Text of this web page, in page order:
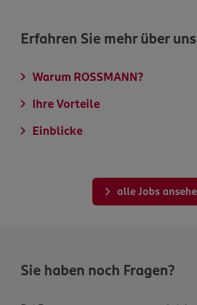
Erfahren Sie mehr über uns
Warum ROSSMANN?
Ihre Vorteile
Einblicke
alle Jobs
Sie haben noch Fragen?